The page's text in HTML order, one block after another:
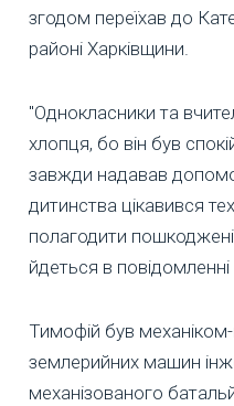
згодом переїхав до
районі Харківщини.
"Однокласники та
хлопця, бо він був
завжди надавав
дитинства цікавився
полагодити
йдеться в
Тимофій був механіком-
землерийних машин
механізованого